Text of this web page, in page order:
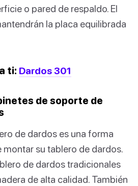
o pared de respaldo. El
la placa equilibrada
ti: Dardos 301
de soporte de
de dardos es una forma
montar su tablero de dardos.
de dardos tradicionales
de alta calidad. También